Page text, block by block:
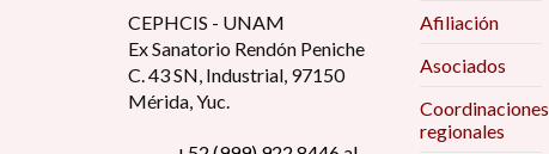
CEPHCIS - UNAM
Ex Sanatorio Rendón Peniche
C. 43 SN, Industrial, 97150
Mérida, Yuc.
Afiliación
Asociados
Coordinaciones
regionales